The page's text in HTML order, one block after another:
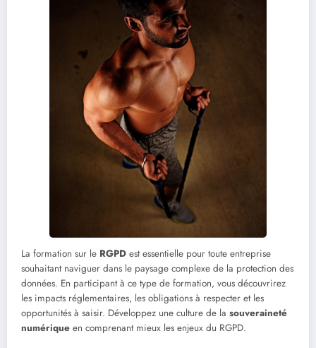
La formation sur le RGPD est essentielle pour toute entreprise
souhaitant naviguer dans le paysage complexe de la protection des
données. En participant à ce type de formation, vous découvrirez
les impacts réglementaires, les obligations à respecter et les
opportunités à saisir. Développez une culture de la souveraineté
numérique en comprenant mieux les enjeux du RGPD.